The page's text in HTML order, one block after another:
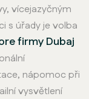
vícejazyčným
s úřady je volba
firmy Dubaj
nápomoc při
vysvětlení